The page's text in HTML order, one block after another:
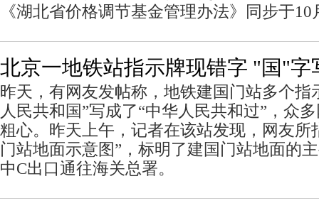
《湖北省价格调节基金管理办法》同步于
北京一地铁站指示牌现错字 "国"字
昨天，有网友发帖称，地铁建国门站多个指
人民共和国”写成了“中华人民共和过”，众
粗心。昨天上午，记者在该站发现，网友所
门站地面示意图”，标明了建国门站地面的
中C出口通往海关总署。